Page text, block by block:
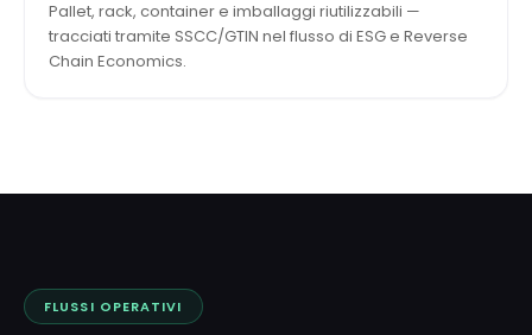
Pallet, rack, container e imballaggi riutilizzabili —
tracciati tramite SSCC/GTIN nel flusso di ESG e Reverse
Chain Economics.
FLUSSI OPERATIVI